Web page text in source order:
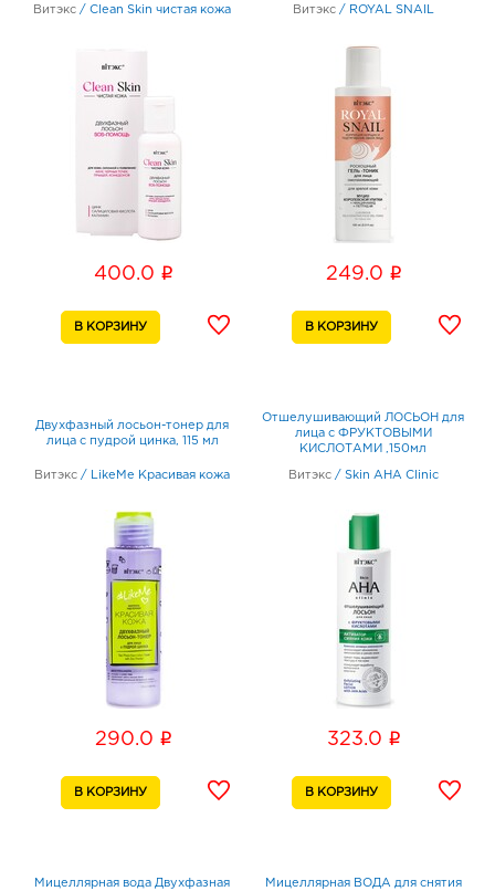
Витэкс / Clean Skin чистая кожа
400.0 i
Витэкс / ROYAL SNAIL
249.0 i
Двухфазный лосьон-тонер для
лица с пудрой цинка, 115 мл
Витэкс / LikeMe Красивая кожа
290.0 i
Отшелушивающий ЛОСЬОН для
лица с ФРУКТОВЫМИ
КИСЛОТАМИ ,150мл
Витэкс / Skin AHA Clinic
323.0 i
Mицеллярная вода Двухфазная
Мицеллярная ВОДА для снятия